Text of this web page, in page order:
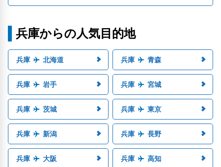
兵庫からの人気目的地
兵庫 北海道 兵庫 青森
兵庫 岩手 兵庫 宮城
兵庫 茨城 兵庫 東京
兵庫 新潟 兵庫 長野
兵庫 大阪 兵庫 高知